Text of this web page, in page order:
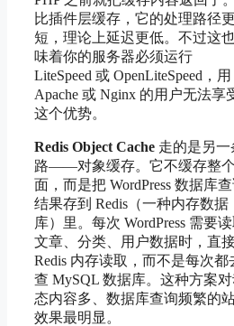
比插件层缓存，它的处理路径更
短，理论上延迟更低。不过这
味着你的服务器必须运行
LiteSpeed 或 OpenLiteSpeed，用
Apache 或 Nginx 的用户无法享
这个优势。
Redis Object Cache 走的是另一
路——对象缓存。它不缓存整
面，而是把 WordPress 数据库
结果存到 Redis（一种内存数据
库）里。每次 WordPress 需要读
文章、分类、用户数据时，直
Redis 内存读取，而不是每次都
查 MySQL 数据库。这种方案
态内容多、数据库查询频繁的
效果最明显。